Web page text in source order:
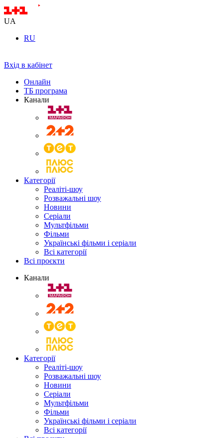
UA
RU
Вхід в кабінет
Онлайн
ТБ програма
Канали
Категорії
Реаліті-шоу
Розважальні шоу
Новини
Серіали
Мультфільми
Фільми
Українські фільми і серіали
Всі категорії
Всі проєкти
Канали
Категорії
Реаліті-шоу
Розважальні шоу
Новини
Серіали
Мультфільми
Фільми
Українські фільми і серіали
Всі категорії